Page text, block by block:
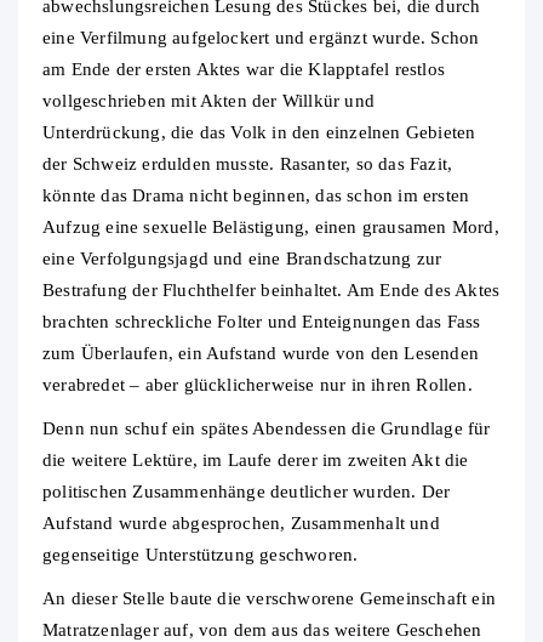
abwechslungsreichen Lesung des Stückes bei, die durch
eine Verfilmung aufgelockert und ergänzt wurde. Schon
am Ende der ersten Aktes war die Klapptafel restlos
vollgeschrieben mit Akten der Willkür und
Unterdrückung, die das Volk in den einzelnen Gebieten
der Schweiz erdulden musste. Rasanter, so das Fazit,
könnte das Drama nicht beginnen, das schon im ersten
Aufzug eine sexuelle Belästigung, einen grausamen Mord,
eine Verfolgungsjagd und eine Brandschatzung zur
Bestrafung der Fluchthelfer beinhaltet. Am Ende des Aktes
brachten schreckliche Folter und Enteignungen das Fass
zum Überlaufen, ein Aufstand wurde von den Lesenden
verabredet – aber glücklicherweise nur in ihren Rollen.
Denn nun schuf ein spätes Abendessen die Grundlage für
die weitere Lektüre, im Laufe derer im zweiten Akt die
politischen Zusammenhänge deutlicher wurden. Der
Aufstand wurde abgesprochen, Zusammenhalt und
gegenseitige Unterstützung geschworen.
An dieser Stelle baute die verschworene Gemeinschaft ein
Matratzenlager auf, von dem aus das weitere Geschehen